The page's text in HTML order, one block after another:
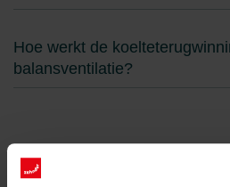
Hoe werkt de
balansventilatie?